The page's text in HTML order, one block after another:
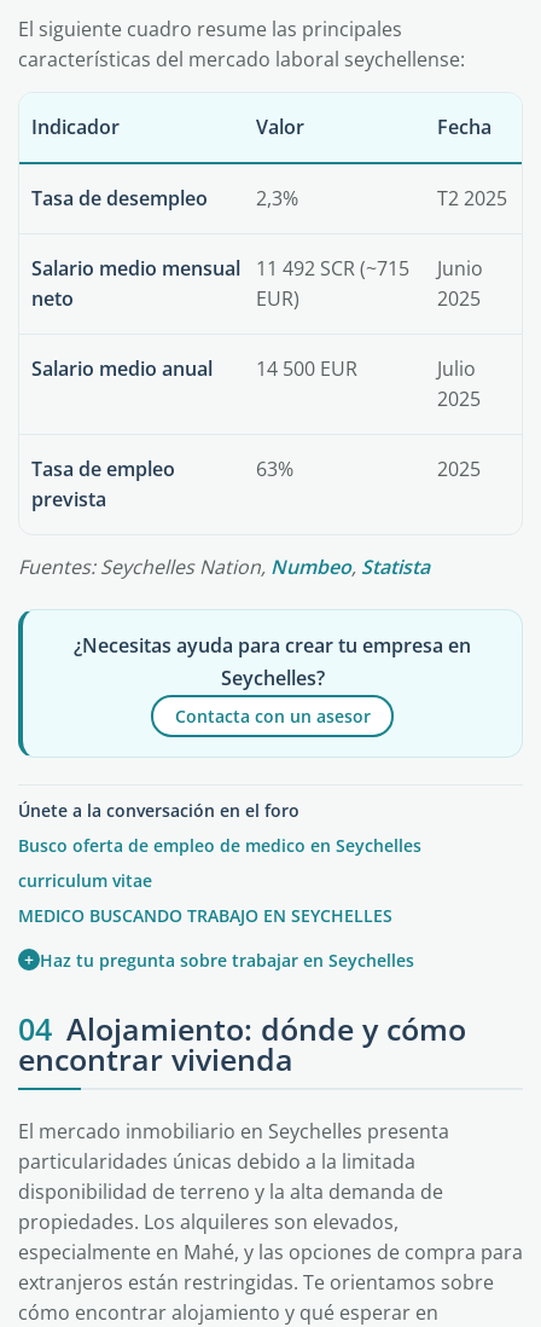
El siguiente cuadro resume las principales
características del mercado laboral seychellense:
Indicador Valor Fecha
Tasa de desempleo 2,3% T2 2025
Salario medio mensual
neto
11 492 SCR (~715
EUR)
Junio
2025
Salario medio anual 14 500 EUR
Julio
2025
Tasa de empleo
prevista
63% 2025
Fuentes: Seychelles Nation, Numbeo, Statista
¿Necesitas ayuda para crear tu empresa en
Seychelles?
Contacta con un asesor
Únete a la conversación en el foro
Busco oferta de empleo de medico en Seychelles
curriculum vitae
MEDICO BUSCANDO TRABAJO EN SEYCHELLES
+ Haz tu pregunta sobre trabajar en Seychelles
04 Alojamiento: dónde y cómo
encontrar vivienda
El mercado inmobiliario en Seychelles presenta
particularidades únicas debido a la limitada
disponibilidad de terreno y la alta demanda de
propiedades. Los alquileres son elevados,
especialmente en Mahé, y las opciones de compra para
extranjeros están restringidas. Te orientamos sobre
cómo encontrar alojamiento y qué esperar en